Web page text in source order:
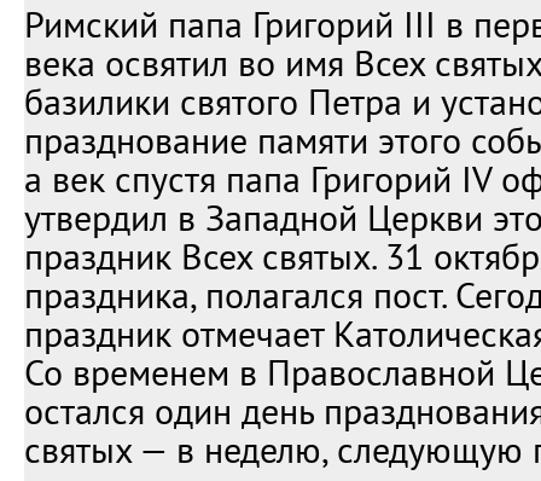
Римский папа Григорий III в
века освятил во имя Всех
базилики святого Петра и
празднование памяти этого
а век спустя папа Григорий IV
утвердил в Западной Церкви
праздник Всех святых. 31
праздника, полагался пост.
праздник отмечает
Со временем в Православной
остался один день
святых — в неделю, следующую